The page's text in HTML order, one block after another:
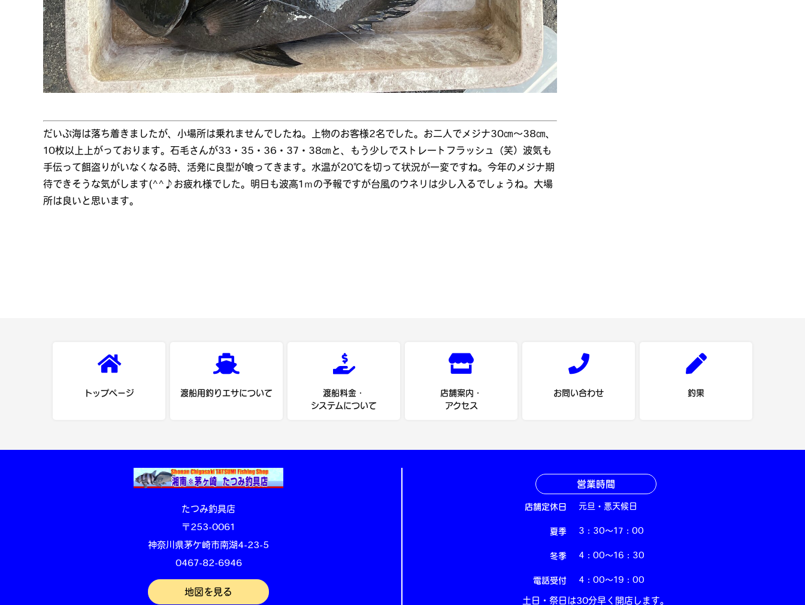
だいぶ海は落ち着きましたが、小場所は乗れませんでしたね。上物のお客様2名でした。お二人でメジナ30㎝～38㎝、
10枚以上上がっております。石毛さんが33・35・36・37・38㎝と、もう少しでストレートフラッシュ（笑）波気も
手伝って餌盗りがいなくなる時、活発に良型が喰ってきます。水温が20℃を切って状況が一変ですね。今年のメジナ期
待できそうな気がします(^^♪お疲れ様でした。明日も波高1ｍの予報ですが台風のウネリは少し入るでしょうね。大場
所は良いと思います。
トップページ 渡船用釣りエサについて
渡船料金・
システムについて
店舗案内・
アクセス
お問い合わせ 釣果
たつみ釣具店
〒253-0061
神奈川県茅ケ崎市南湖4-23-5
0467-82-6946
地図を見る
営業時間
店舗定休日 元旦・悪天候日
夏季 3：30～17：00
冬季 4：00～16：30
電話受付 4：00～19：00
土日・祭日は30分早く開店します。